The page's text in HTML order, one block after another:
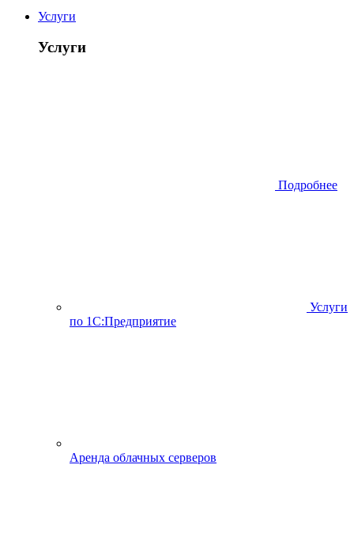
Услуги
Услуги
Подробнее
Услуги
по 1С:Предприятие
Аренда облачных серверов